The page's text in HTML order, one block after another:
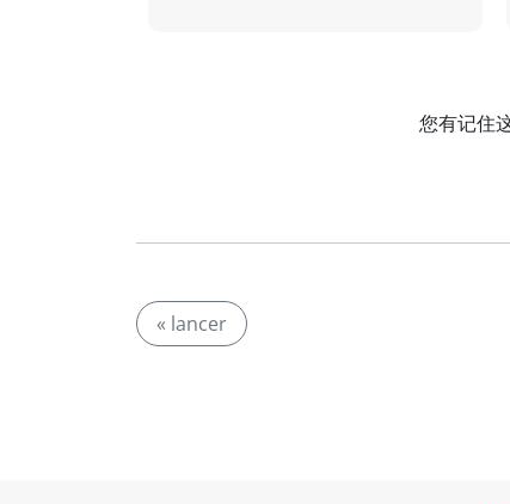
您有记住
« lancer